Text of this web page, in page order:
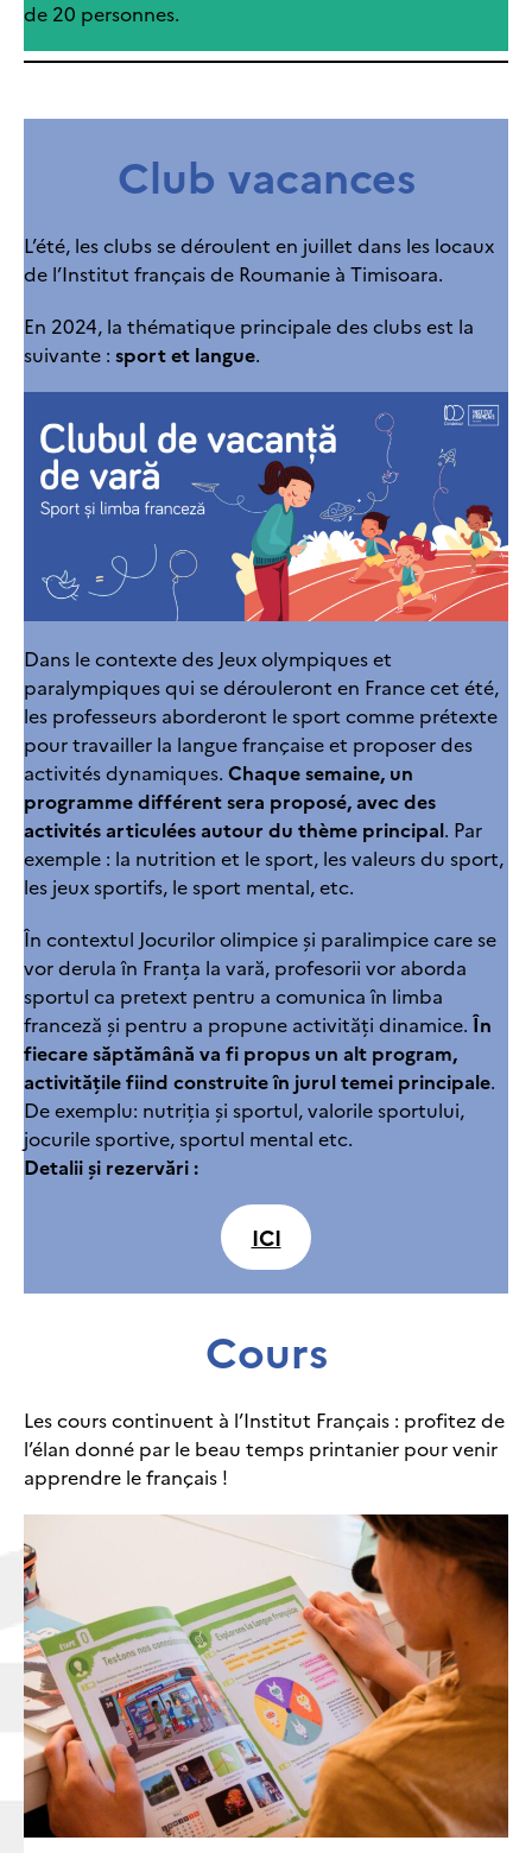
de 20 personnes.
Club vacances
L’été, les clubs se déroulent en juillet dans les locaux
de l’Institut français de Roumanie à Timisoara.
En 2024, la thématique principale des clubs est la
suivante : sport et langue.
Dans le contexte des Jeux olympiques et
paralympiques qui se dérouleront en France cet été,
les professeurs aborderont le sport comme prétexte
pour travailler la langue française et proposer des
activités dynamiques. Chaque semaine, un
programme différent sera proposé, avec des
activités articulées autour du thème principal. Par
exemple : la nutrition et le sport, les valeurs du sport,
les jeux sportifs, le sport mental, etc.
În contextul Jocurilor olimpice și paralimpice care se
vor derula în Franța la vară, profesorii vor aborda
sportul ca pretext pentru a comunica în limba
franceză și pentru a propune activități dinamice. În
fiecare săptămână va fi propus un alt program,
activitățile fiind construite în jurul temei principale.
De exemplu: nutriția și sportul, valorile sportului,
jocurile sportive, sportul mental etc.
Detalii și rezervări:
ICI
Cours
Les cours continuent à l’Institut Français : profitez de
l’élan donné par le beau temps printanier pour venir
apprendre le français !